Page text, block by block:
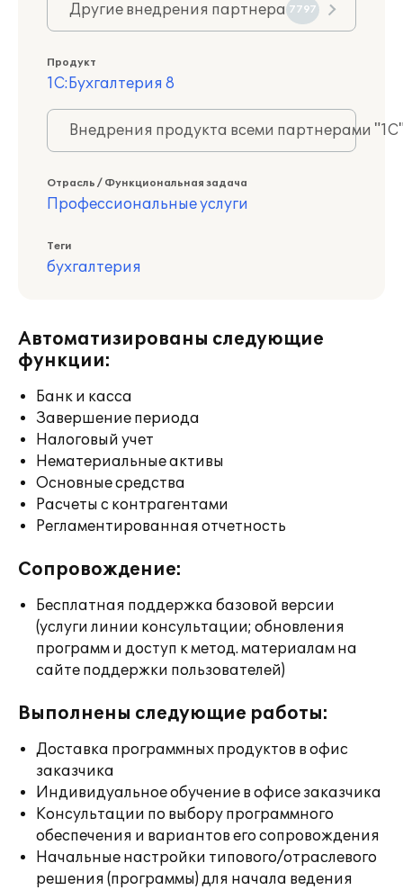
Другие внедрения партнера 7797
Продукт
1С:Бухгалтерия 8
Внедрения продукта всеми партнерами
Отрасль / Функциональная задача
Профессиональные услуги
Теги
бухгалтерия
Автоматизированы следующие
функции:
Банк и касса
Завершение периода
Налоговый учет
Нематериальные активы
Основные средства
Расчеты с контрагентами
Регламентированная отчетность
Сопровождение:
Бесплатная поддержка базовой версии
(услуги линии консультации; обновления
программ и доступ к метод. материалам на
сайте поддержки пользователей)
Выполнены следующие работы:
Доставка программных продуктов в офис
заказчика
Индивидуальное обучение в офисе заказчика
Консультации по выбору программного
обеспечения и вариантов его сопровождения
Начальные настройки типового/отраслевого
решения (программы) для начала ведения